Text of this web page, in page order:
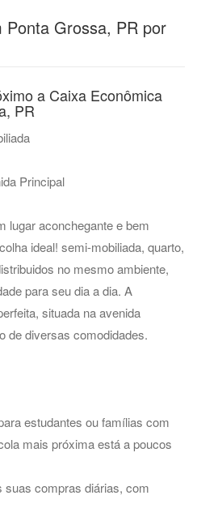
Grossa, PR por
a Caixa Econômica
PR
Principal
lugar aconchegante e bem
ideal! semi-mobiliada, quarto,
no mesmo ambiente,
para seu dia a dia. A
situada na avenida
de diversas comodidades.
estudantes ou famílias com
mais próxima está a poucos
suas compras diárias, com